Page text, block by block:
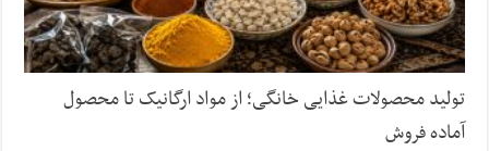
تولید محصولات غذایی خانگی؛ از مواد ارگانیک تا محصول
آماده فروش